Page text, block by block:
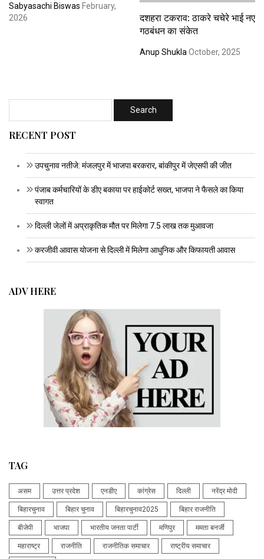
Sabyasachi Biswas February,
2026
दशहरा टकराव: ठाकरे चचेरे भाई नए
गठबंधन का संकेत
Anup ShuklaOctober, 2025
RECENT POST
उपचुनाव नतीजे: मंजलपुर में भाजपा बरकरार, बांकीपुर में जेएसपी की जीत
पंजाब कर्मचारियों के डीए बकाया पर हाईकोर्ट सख्त, भाजपा ने फैसले का किया
स्वागत
दिल्ली जेलों में अप्राकृतिक मौत पर मिलेगा 7.5 लाख तक मुआवजा
करजीवी आवास योजना से दिल्ली में मिलेगा आधुनिक और किफायती आवास
ADV HERE
TAG
असम उत्तर प्रदेश एनडीए कांग्रेस दिल्ली नरेंद्र मोदी
बिहारचुनाव बिहार चुनाव बिहारचुनाव2025 बिहार राजनीति
बीजेपी भाजपा भारतीय जनता पार्टी मणिपुर ममता बनर्जी
महाराष्ट्र राजनीति राजनीतिक समाचार राष्ट्रीय समाचार